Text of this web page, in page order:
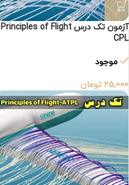
آزمون تک درس Principles of Flight
CPL
موجود
25,000 تومان